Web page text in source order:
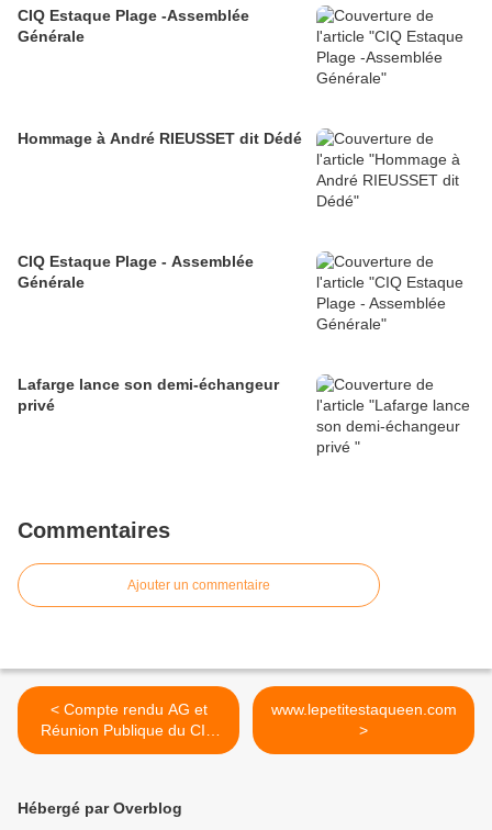
CIQ Estaque Plage -Assemblée
Générale
Hommage à André RIEUSSET dit Dédé
CIQ Estaque Plage - Assemblée
Générale
Lafarge lance son demi-échangeur
privé
Commentaires
Ajouter un commentaire
< Compte rendu AG et
Réunion Publique du CIQ
du 8 février 2014
www.lepetitestaqueen.com
>
Hébergé par Overblog